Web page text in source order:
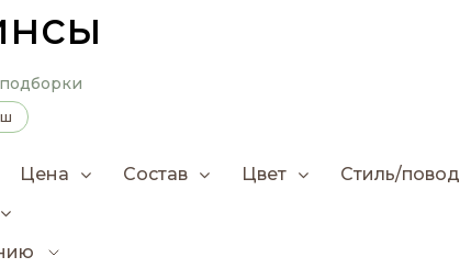
Цена Состав Цвет Стиль/повод